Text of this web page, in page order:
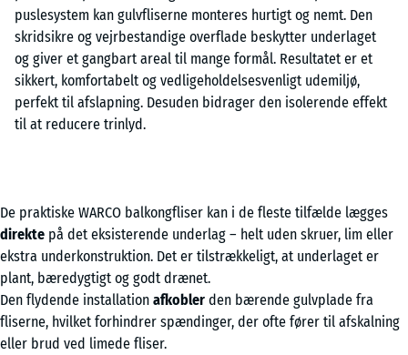
De praktiske WARCO balkongfliser kan i de fleste tilfælde lægges
direkte på det eksisterende underlag – helt uden skruer, lim eller
ekstra underkonstruktion. Det er tilstrækkeligt, at underlaget er
plant, bæredygtigt og godt drænet.
Den flydende installation afkobler den bærende gulvplade fra
fliserne, hvilket forhindrer spændinger, der ofte fører til afskalning
eller brud ved limede fliser.